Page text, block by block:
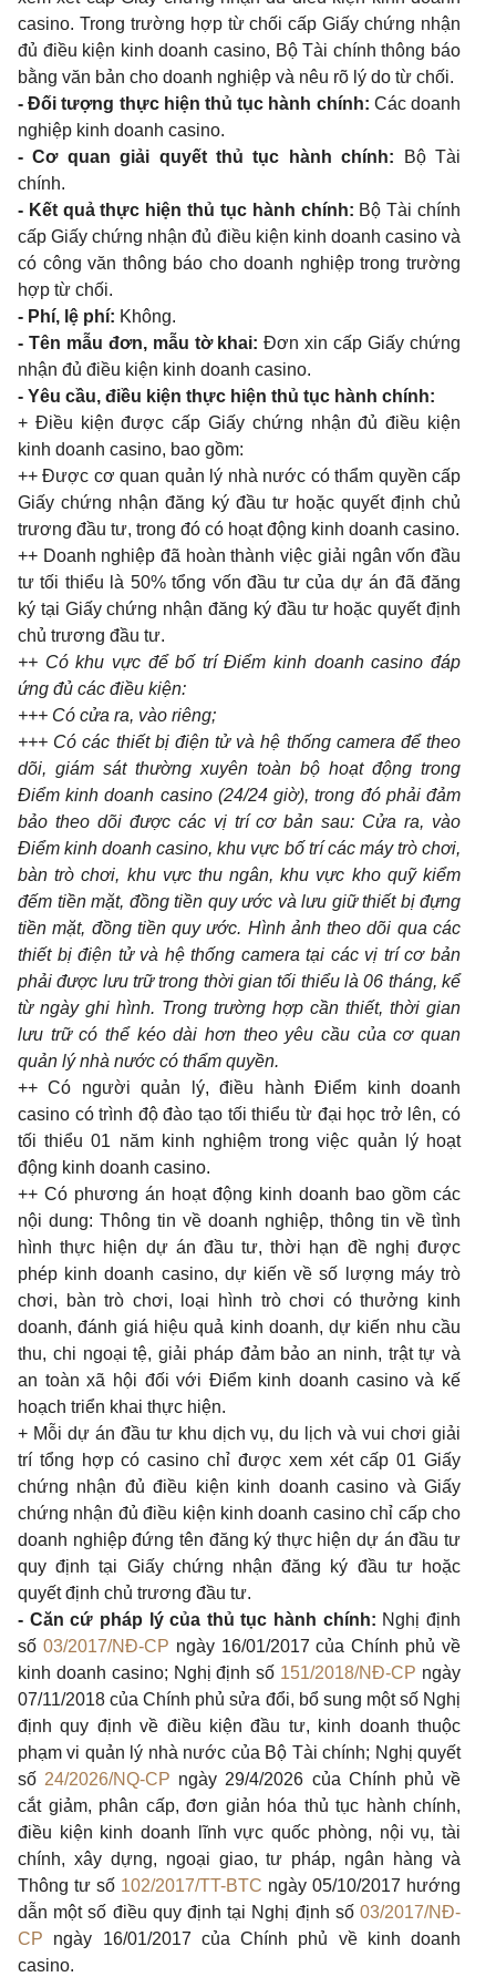
casino. Trong trường hợp từ chối cấp Giấy chứng nhận
đủ điều kiện kinh doanh casino, Bộ Tài chính thông báo
bằng văn bản cho doanh nghiệp và nêu rõ lý do từ chối.
- Đối tượng thực hiện thủ tục hành chính: Các doanh
nghiệp kinh doanh casino.
- Cơ quan giải quyết thủ tục hành chính: Bộ Tài
chính.
- Kết quả thực hiện thủ tục hành chính: Bộ Tài chính
cấp Giấy chứng nhận đủ điều kiện kinh doanh casino và
có công văn thông báo cho doanh nghiệp trong trường
hợp từ chối.
- Phí, lệ phí: Không.
- Tên mẫu đơn, mẫu tờ khai: Đơn xin cấp Giấy chứng
nhận đủ điều kiện kinh doanh casino.
- Yêu cầu, điều kiện thực hiện thủ tục hành chính:
+ Điều kiện được cấp Giấy chứng nhận đủ điều kiện
kinh doanh casino, bao gồm:
++ Được cơ quan quản lý nhà nước có thẩm quyền cấp
Giấy chứng nhận đăng ký đầu tư hoặc quyết định chủ
trương đầu tư, trong đó có hoạt động kinh doanh casino.
++ Doanh nghiệp đã hoàn thành việc giải ngân vốn đầu
tư tối thiểu là 50% tổng vốn đầu tư của dự án đã đăng
ký tại Giấy chứng nhận đăng ký đầu tư hoặc quyết định
chủ trương đầu tư.
++ Có khu vực để bố trí Điểm kinh doanh casino đáp
ứng đủ các điều kiện:
+++ Có cửa ra, vào riêng;
+++ Có các thiết bị điện tử và hệ thống camera để theo
dõi, giám sát thường xuyên toàn bộ hoạt động trong
Điểm kinh doanh casino (24/24 giờ), trong đó phải đảm
bảo theo dõi được các vị trí cơ bản sau: Cửa ra, vào
Điểm kinh doanh casino, khu vực bố trí các máy trò chơi,
bàn trò chơi, khu vực thu ngân, khu vực kho quỹ kiểm
đếm tiền mặt, đồng tiền quy ước và lưu giữ thiết bị đựng
tiền mặt, đồng tiền quy ước. Hình ảnh theo dõi qua các
thiết bị điện tử và hệ thống camera tại các vị trí cơ bản
phải được lưu trữ trong thời gian tối thiểu là 06 tháng, kể
từ ngày ghi hình. Trong trường hợp cần thiết, thời gian
lưu trữ có thể kéo dài hơn theo yêu cầu của cơ quan
quản lý nhà nước có thẩm quyền.
++ Có người quản lý, điều hành Điểm kinh doanh
casino có trình độ đào tạo tối thiểu từ đại học trở lên, có
tối thiểu 01 năm kinh nghiệm trong việc quản lý hoạt
động kinh doanh casino.
++ Có phương án hoạt động kinh doanh bao gồm các
nội dung: Thông tin về doanh nghiệp, thông tin về tình
hình thực hiện dự án đầu tư, thời hạn đề nghị được
phép kinh doanh casino, dự kiến về số lượng máy trò
chơi, bàn trò chơi, loại hình trò chơi có thưởng kinh
doanh, đánh giá hiệu quả kinh doanh, dự kiến nhu cầu
thu, chi ngoại tệ, giải pháp đảm bảo an ninh, trật tự và
an toàn xã hội đối với Điểm kinh doanh casino và kế
hoạch triển khai thực hiện.
+ Mỗi dự án đầu tư khu dịch vụ, du lịch và vui chơi giải
trí tổng hợp có casino chỉ được xem xét cấp 01 Giấy
chứng nhận đủ điều kiện kinh doanh casino và Giấy
chứng nhận đủ điều kiện kinh doanh casino chỉ cấp cho
doanh nghiệp đứng tên đăng ký thực hiện dự án đầu tư
quy định tại Giấy chứng nhận đăng ký đầu tư hoặc
quyết định chủ trương đầu tư.
- Căn cứ pháp lý của thủ tục hành chính: Nghị định
số 03/2017/NĐ-CP ngày 16/01/2017 của Chính phủ về
kinh doanh casino; Nghị định số 151/2018/NĐ-CP ngày
07/11/2018 của Chính phủ sửa đổi, bổ sung một số Nghị
định quy định về điều kiện đầu tư, kinh doanh thuộc
phạm vi quản lý nhà nước của Bộ Tài chính; Nghị quyết
số 24/2026/NQ-CP ngày 29/4/2026 của Chính phủ về
cắt giảm, phân cấp, đơn giản hóa thủ tục hành chính,
điều kiện kinh doanh lĩnh vực quốc phòng, nội vụ, tài
chính, xây dựng, ngoại giao, tư pháp, ngân hàng và
Thông tư số 102/2017/TT-BTC ngày 05/10/2017 hướng
dẫn một số điều quy định tại Nghị định số 03/2017/NĐ-
CP ngày 16/01/2017 của Chính phủ về kinh doanh
casino.